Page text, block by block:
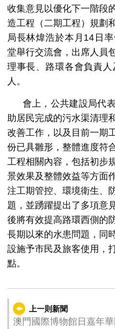
收集意見以優化下一階段
造工程（二期工程）規劃
局長林煒浩於本月14日
堂舉行交流會，出席人員
理事長、路環各會負責
人。
會上，公共建設局代
助居民完成的污水渠清理
改善工作，以及目前一期
份已具雛形，整體進度符
工程相關內容，包括初步
景效果及整體效益等方面
注工期管控、環境衛生、
題，並踴躍提出了多項意
後將有效提高路環西側的
長期以來的水患問題，同
設施予市民及旅客使用，
點。
上一則新聞
澳門國際博物館日嘉年